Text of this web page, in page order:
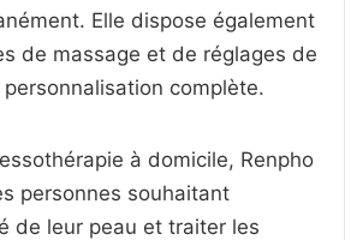
Elle dispose également
de massage et de réglages de
complète.
à domicile, Renpho
personnes souhaitant
de leur peau et traiter les